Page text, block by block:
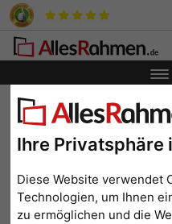
Ihre Privatsphäre
Diese Website verwendet
Technologien, um Ihnen
zu ermöglichen und die
Zurück | Bilderrahmen-Shop
Galerierahmen Linda für 2
Bilder